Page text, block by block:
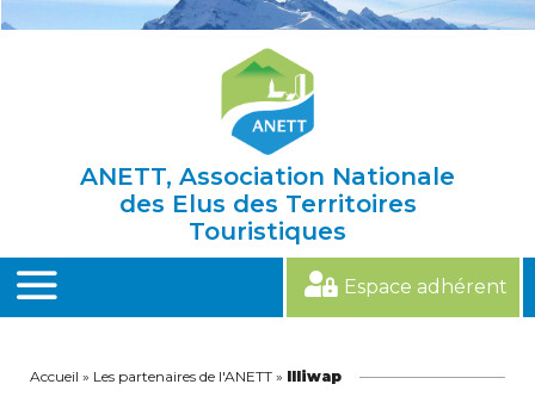
ANETT, Association Nationale
des Elus des Territoires
Touristiques
MENU
Espace adhérent
Accueil » Les partenaires de l'ANETT » Illiwap